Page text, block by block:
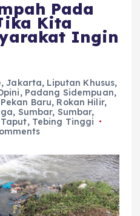
Pada
Kita
Ingin
,Jakarta, Liputan Khusus,
, Padang Sidempuan,
Pekan Baru, Rokan Hilir,
, Sumbar, Sumbar,
Taput, Tebing Tinggi